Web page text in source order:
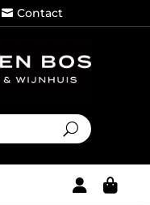
 Contact
